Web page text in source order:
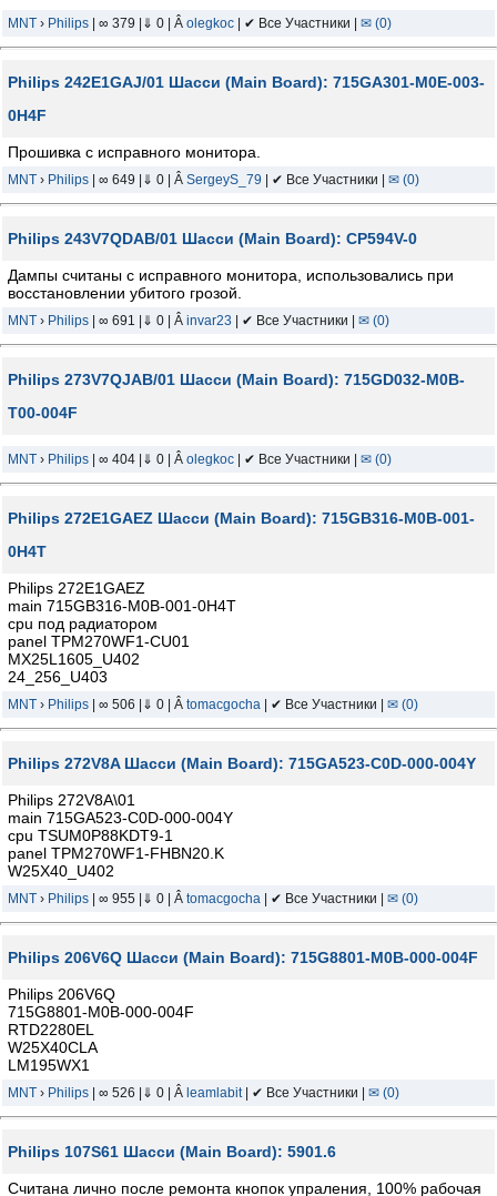
MNT › Philips | ∞ 379 |⇓ 0 | Â olegkoc | ✔ Все Участники | ✉ (0)
Philips 242E1GAJ/01 Шасси (Main Board): 715GA301-M0E-003-
0H4F
Прошивка с исправного монитора.
MNT › Philips | ∞ 649 |⇓ 0 | Â SergeyS_79 | ✔ Все Участники | ✉ (0)
Philips 243V7QDAB/01 Шасси (Main Board): CP594V-0
Дампы считаны с исправного монитора, использовались при
восстановлении убитого грозой.
MNT › Philips | ∞ 691 |⇓ 0 | Â invar23 | ✔ Все Участники | ✉ (0)
Philips 273V7QJAB/01 Шасси (Main Board): 715GD032-M0B-
T00-004F
MNT › Philips | ∞ 404 |⇓ 0 | Â olegkoc | ✔ Все Участники | ✉ (0)
Philips 272E1GAEZ Шасси (Main Board): 715GB316-M0B-001-
0H4T
Philips 272E1GAEZ
main 715GB316-M0B-001-0H4T
cpu под радиатором
panel TPM270WF1-CU01
MX25L1605_U402
24_256_U403
MNT › Philips | ∞ 506 |⇓ 0 | Â tomacgocha | ✔ Все Участники | ✉ (0)
Philips 272V8A Шасси (Main Board): 715GA523-C0D-000-004Y
Philips 272V8A\01
main 715GA523-C0D-000-004Y
cpu TSUM0P88KDT9-1
panel TPM270WF1-FHBN20.K
W25X40_U402
MNT › Philips | ∞ 955 |⇓ 0 | Â tomacgocha | ✔ Все Участники | ✉ (0)
Philips 206V6Q Шасси (Main Board): 715G8801-M0B-000-004F
Philips 206V6Q
715G8801-M0B-000-004F
RTD2280EL
W25X40CLA
LM195WX1
MNT › Philips | ∞ 526 |⇓ 0 | Â leamlabit| ✔ Все Участники | ✉ (0)
Philips 107S61 Шасси (Main Board): 5901.6
Считана лично после ремонта кнопок упраления, 100% рабочая